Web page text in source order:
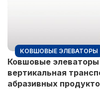
КОВШОВЫЕ ЭЛЕВАТОРЫ
Ковшовые
вертикальная
абразивных